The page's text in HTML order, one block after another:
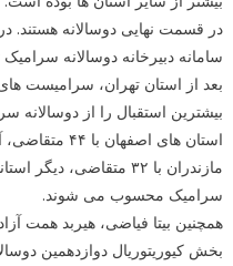
سامانه دبیرخانه دوسالانه سرامیک
بیشترین استقبال را از دوسالانه
مازندران با ۳۲ متقاضی،
سرامیک محسوب می شوند.
همچنین بیتا فیاضی، هیربد همت
بخش کیوریتوریال دوازدهمین